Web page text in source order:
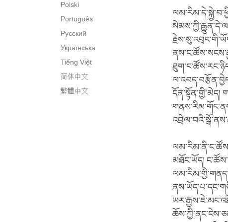
Polski
Português
Русский
Українська
Tiếng Việt
简体中文
繁體中文
དོན་སྟོན་གྱི་མེད།
མཐོང་ཡོད།